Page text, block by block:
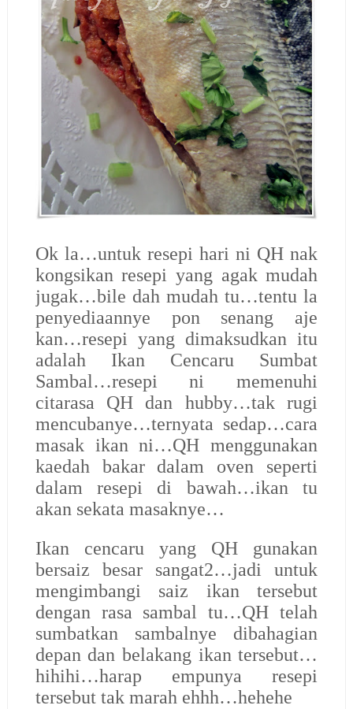
Ok la…untuk resepi hari ni QH nak
kongsikan resepi yang agak mudah
jugak…bile dah mudah tu…tentu la
penyediaannye pon senang aje
kan…resepi yang dimaksudkan itu
adalah Ikan Cencaru Sumbat
Sambal…resepi ni memenuhi
citarasa QH dan hubby…tak rugi
mencubanye…ternyata sedap…cara
masak ikan ni…QH menggunakan
kaedah bakar dalam oven seperti
dalam resepi di bawah…ikan tu
akan sekata masaknye…
Ikan cencaru yang QH gunakan
bersaiz besar sangat2…jadi untuk
mengimbangi saiz ikan tersebut
dengan rasa sambal tu…QH telah
sumbatkan sambalnye dibahagian
depan dan belakang ikan tersebut…
hihihi…harap empunya resepi
tersebut tak marah ehhh…hehehe